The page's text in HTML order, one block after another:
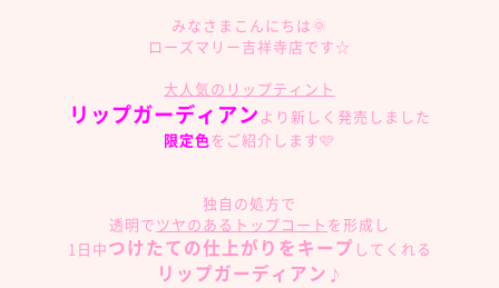
みなさまこんにちは🌞
ローズマリー吉祥寺店です☆
大人気のリップティント
リップガーディアン より新しく発売しました
限定色をご紹介します🩷
独自の処方で
透明でツヤのあるトップコート を形成し
1日中つけたての仕上がりをキープ してくれる
リップガーディアン ♪